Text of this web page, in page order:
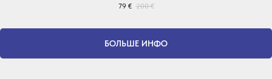
79 € 200 €
БОЛЬШЕ ИНФО